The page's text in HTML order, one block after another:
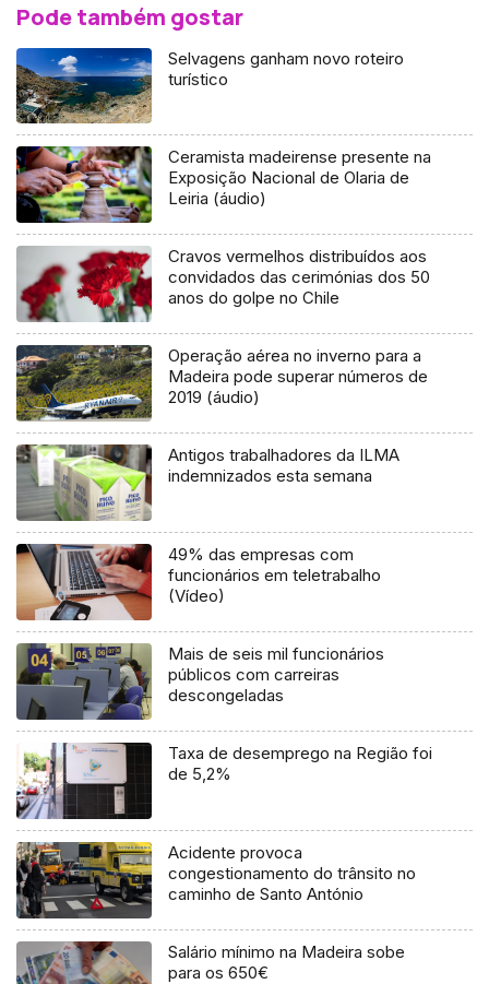
Pode também gostar
Selvagens ganham novo roteiro
turístico
Ceramista madeirense presente na
Exposição Nacional de Olaria de
Leiria (áudio)
Cravos vermelhos distribuídos aos
convidados das cerimónias dos 50
anos do golpe no Chile
Operação aérea no inverno para a
Madeira pode superar números de
2019 (áudio)
Antigos trabalhadores da ILMA
indemnizados esta semana
49% das empresas com
funcionários em teletrabalho
(Vídeo)
Mais de seis mil funcionários
públicos com carreiras
descongeladas
Taxa de desemprego na Região foi
de 5,2%
Acidente provoca
congestionamento do trânsito no
caminho de Santo António
Salário mínimo na Madeira sobe
para os 650€